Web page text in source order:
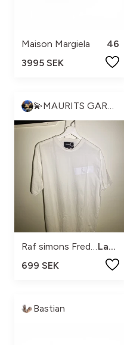
Maison Margiela
46
3995 SEK
Large
699 SEK
Bastian